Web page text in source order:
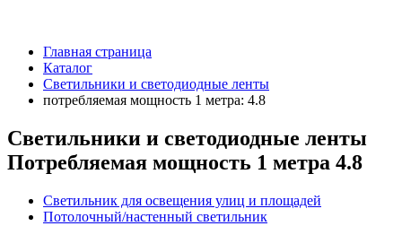
Главная страница
Каталог
Светильники и светодиодные ленты
потребляемая мощность 1 метра: 4.8
Светильники и светодиодные ленты
Потребляемая мощность 1 метра 4.8
Светильник для освещения улиц и площадей
Потолочный/настенный светильник